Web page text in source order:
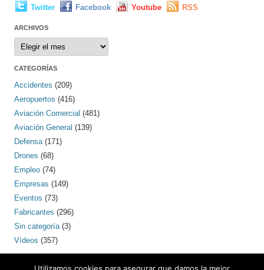
Twitter Facebook Youtube RSS
ARCHIVOS
Archivos
CATEGORÍAS
Accidentes (209)
Aeropuertos (416)
Aviación Comercial (481)
Aviación General (139)
Defensa(171)
Drones (68)
Empleo (74)
Empresas (149)
Eventos (73)
Fabricantes (296)
Sin categoría(3)
Vídeos (357)